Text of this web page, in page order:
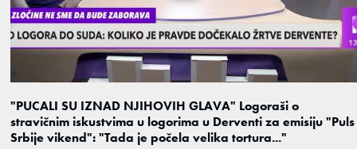
"PUCALI SU IZNAD NJIHOVIH GLAVA" Logoraši o
stravičnim iskustvima u logorima u Derventi za emisiju "Puls
Srbije vikend": "Tada je počela velika tortura..."